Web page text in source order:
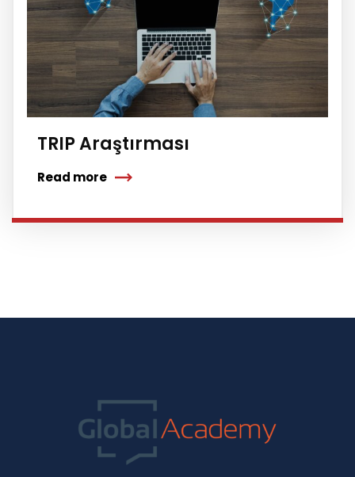
TRIP Araştırması
Read more